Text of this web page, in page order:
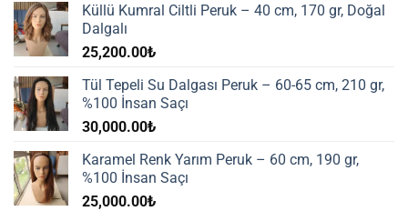
Küllü Kumral Ciltli Peruk – 40 cm, 170 gr, Doğal
Dalgalı
25,200.00₺
Tül Tepeli Su Dalgası Peruk – 60-65 cm, 210 gr,
%100 İnsan Saçı
30,000.00₺
Karamel Renk Yarım Peruk – 60 cm, 190 gr,
%100 İnsan Saçı
25,000.00₺